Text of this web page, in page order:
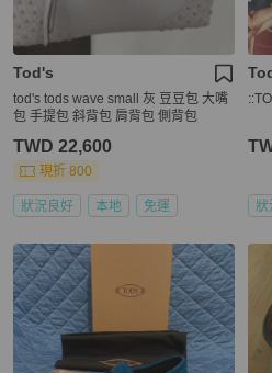
Tod's
tod's tods wave small 灰 豆豆包 大嘴
包 手提包 斜背包 肩背包 側背包
TWD 22,600
現折 800
狀況良好 本地 免運 狀